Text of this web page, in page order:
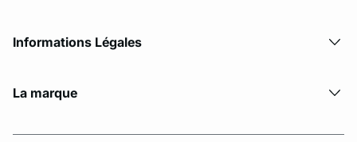
Informations Légales
La marque